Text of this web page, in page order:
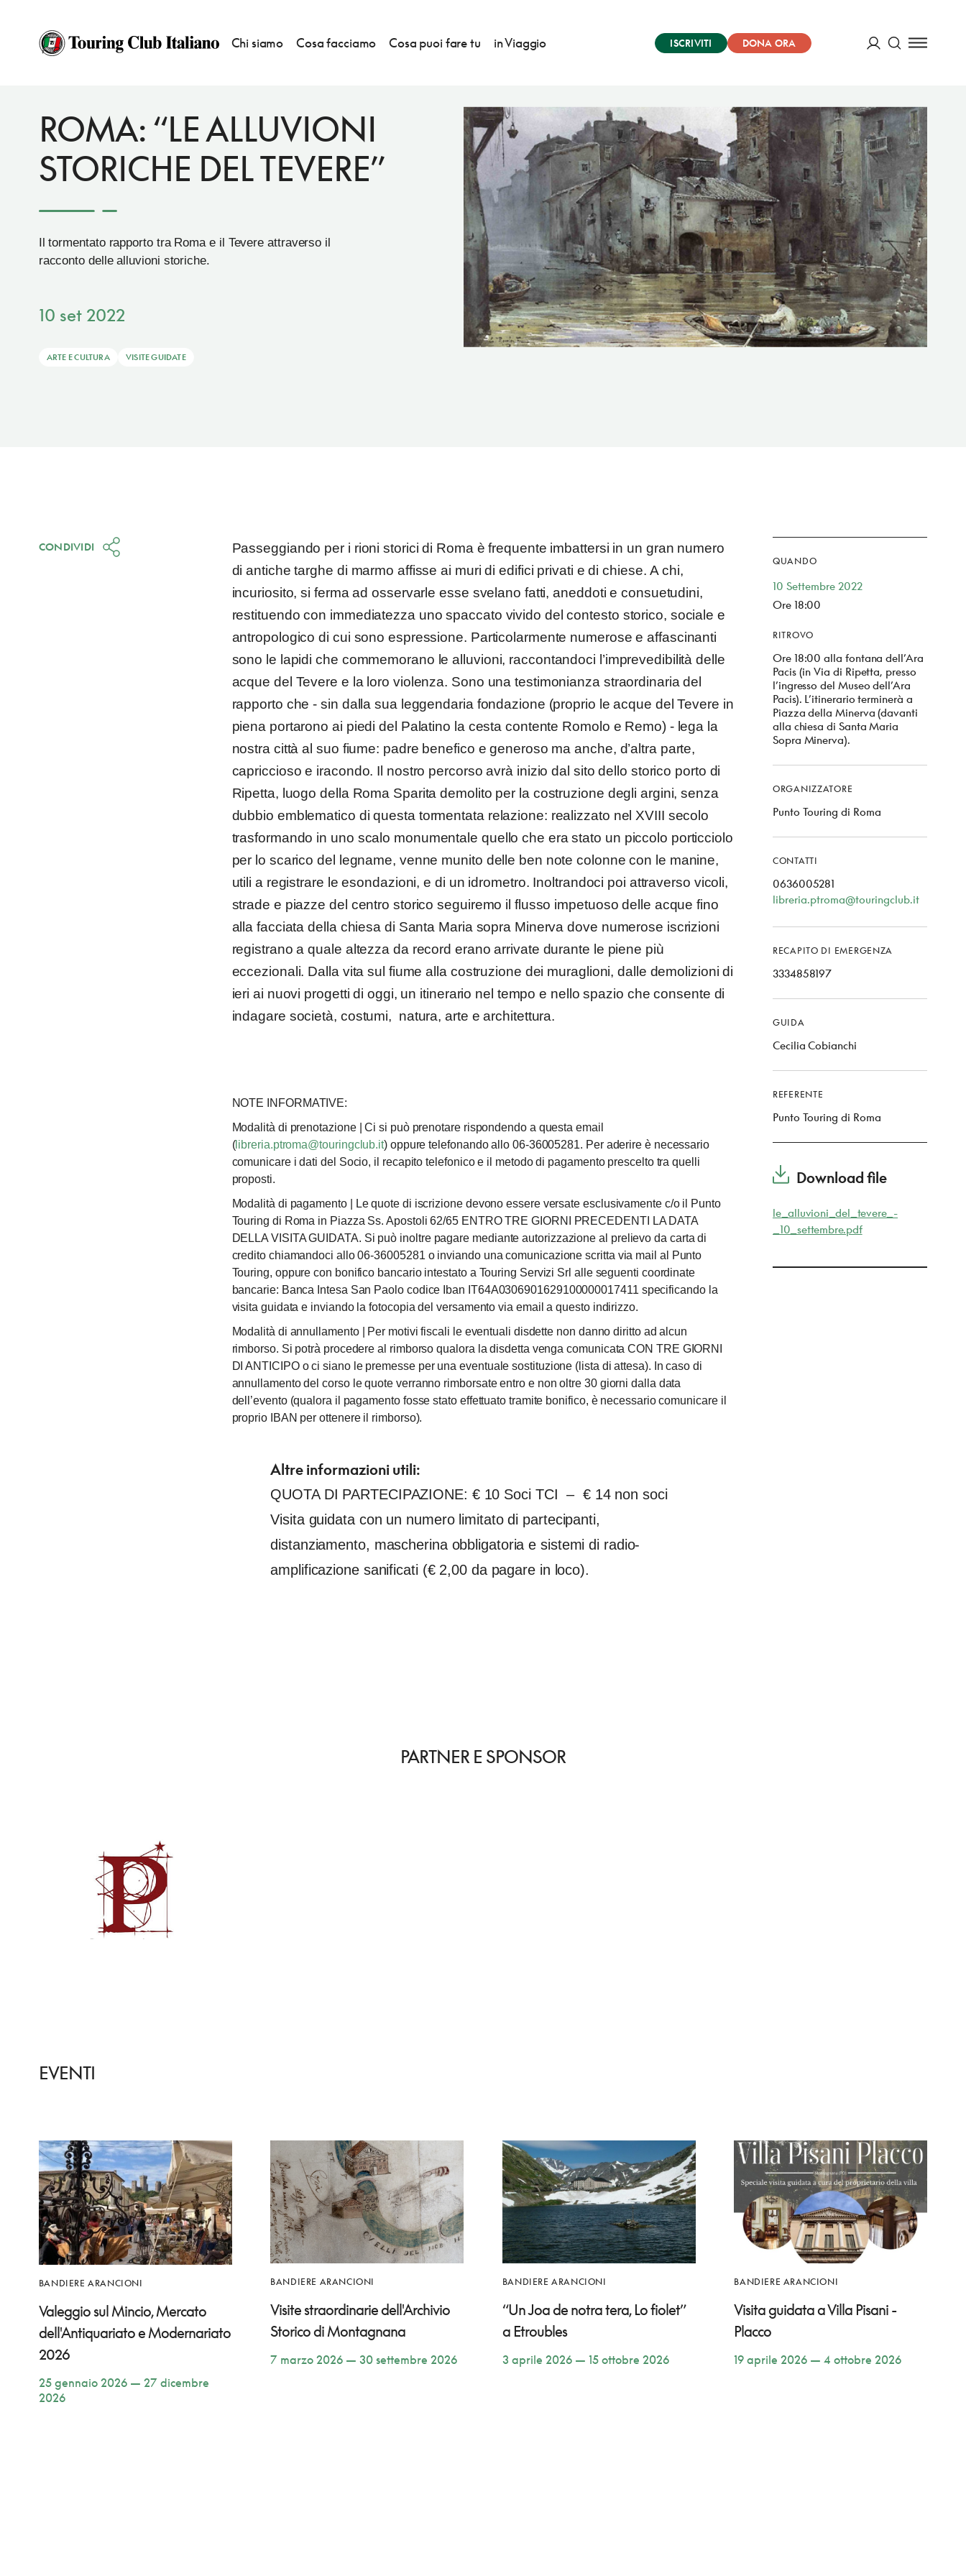
Chi siamo Cosa facciamo Cosa puoi fare tu in Viaggio ISCRIVITI
DONA ORA
ROMA: “LE ALLUVIONI
STORICHE DEL TEVERE”
Il tormentato rapporto tra Roma e il Tevere attraverso il
racconto delle alluvioni storiche.
10 set 2022
ARTE E CULTURA VISITE GUIDATE
Passeggiando per i rioni storici di Roma è frequente imbattersi in un gran numero
di antiche targhe di marmo affisse ai muri di edifici privati e di chiese. A chi,
incuriosito, si ferma ad osservarle esse svelano fatti, aneddoti e consuetudini,
restituendo con immediatezza uno spaccato vivido del contesto storico, sociale e
antropologico di cui sono espressione. Particolarmente numerose e affascinanti
sono le lapidi che commemorano le alluvioni, raccontandoci l’imprevedibilità delle
acque del Tevere e la loro violenza. Sono una testimonianza straordinaria del
rapporto che - sin dalla sua leggendaria fondazione (proprio le acque del Tevere in
piena portarono ai piedi del Palatino la cesta contente Romolo e Remo) - lega la
nostra città al suo fiume: padre benefico e generoso ma anche, d’altra parte,
capriccioso e iracondo. Il nostro percorso avrà inizio dal sito dello storico porto di
Ripetta, luogo della Roma Sparita demolito per la costruzione degli argini, senza
dubbio emblematico di questa tormentata relazione: realizzato nel XVIII secolo
trasformando in uno scalo monumentale quello che era stato un piccolo porticciolo
per lo scarico del legname, venne munito delle ben note colonne con le manine,
utili a registrare le esondazioni, e di un idrometro. Inoltrandoci poi attraverso vicoli,
strade e piazze del centro storico seguiremo il flusso impetuoso delle acque fino
alla facciata della chiesa di Santa Maria sopra Minerva dove numerose iscrizioni
registrano a quale altezza da record erano arrivate durante le piene più
eccezionali. Dalla vita sul fiume alla costruzione dei muraglioni, dalle demolizioni di
ieri ai nuovi progetti di oggi, un itinerario nel tempo e nello spazio che consente di
indagare società, costumi, natura, arte e architettura.
NOTE INFORMATIVE:
Modalità di prenotazione| Ci si può prenotare rispondendo a questa email
(libreria.ptroma@touringclub.it) oppure telefonando allo 06-36005281. Per aderire è necessario
comunicare i dati del Socio, il recapito telefonico e il metodo di pagamento prescelto tra quelli
proposti.
Modalità di pagamento| Le quote di iscrizione devono essere versate esclusivamente c/o il Punto
Touring di Roma in Piazza Ss. Apostoli 62/65 ENTRO TRE GIORNI PRECEDENTI LA DATA
DELLA VISITA GUIDATA. Si può inoltre pagare mediante autorizzazione al prelievo da carta di
credito chiamandoci allo 06-36005281 o inviando una comunicazione scritta via mail al Punto
Touring, oppure con bonifico bancario intestato a Touring Servizi Srl alle seguenti coordinate
bancarie: Banca Intesa San Paolo codice Iban IT64A0306901629100000017411 specificando la
visita guidata e inviando la fotocopia del versamento via email a questo indirizzo.
Modalità di annullamento| Per motivi fiscali le eventuali disdette non danno diritto ad alcun
rimborso. Si potrà procedere al rimborso qualora la disdetta venga comunicata CON TRE GIORNI
DI ANTICIPO o ci siano le premesse per una eventuale sostituzione (lista di attesa). In caso di
annullamento del corso le quote verranno rimborsate entro e non oltre 30 giorni dalla data
dell’evento (qualora il pagamento fosse stato effettuato tramite bonifico, è necessario comunicare il
proprio IBAN per ottenere il rimborso).
Altre informazioni utili:
QUOTA DI PARTECIPAZIONE: € 10 Soci TCI – € 14 non soci
Visita guidata con un numero limitato di partecipanti,
distanziamento, mascherina obbligatoria e sistemi di radio-
amplificazione sanificati (€ 2,00 da pagare in loco).
CONDIVIDI
QUANDO
10 Settembre 2022
Ore 18:00
RITROVO
Ore 18:00 alla fontana dell’Ara
Pacis (in Via di Ripetta, presso
l’ingresso del Museo dell’Ara
Pacis). L’itinerario terminerà a
Piazza della Minerva (davanti
alla chiesa di Santa Maria
Sopra Minerva).
ORGANIZZATORE
Punto Touring di Roma
CONTATTI
0636005281
libreria.ptroma@touringclub.it
RECAPITO DI EMERGENZA
3334858197
GUIDA
Cecilia Cobianchi
REFERENTE
Punto Touring di Roma
Download file
le_alluvioni_del_tevere_-
_10_settembre.pdf
PARTNER E SPONSOR
EVENTI
BANDIERE ARANCIONI
Valeggio sul Mincio, Mercato
dell'Antiquariato e Modernariato
2026
25 gennaio 2026 — 27 dicembre
2026
BANDIERE ARANCIONI
Visite straordinarie dell'Archivio
Storico di Montagnana
7 marzo 2026 — 30 settembre 2026
BANDIERE ARANCIONI
“Un Joa de notra tera, Lo fiolet”
a Etroubles
3 aprile 2026 — 15 ottobre 2026
BANDIERE ARANCIONI
Visita guidata a Villa Pisani -
Placco
19 aprile 2026 — 4 ottobre 2026